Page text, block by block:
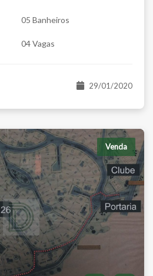
05 Banheiros
04 Vagas
29/01/2020
Venda